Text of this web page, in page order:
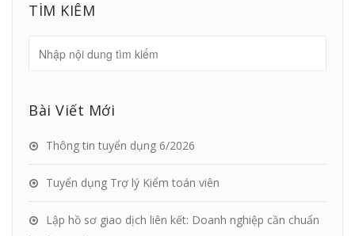
TÌM KIẾM
Bài Viết Mới
Thông tin tuyển dụng 6/2026
Tuyển dụng Trợ lý Kiểm toán viên
Lập hồ sơ giao dịch liên kết: Doanh nghiệp cần chuẩn